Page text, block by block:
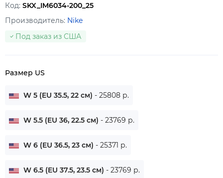
Код: SKX_IM6034-200_25
Производитель: Nike
Под заказ из США
Размер US
W 5 (EU 35.5, 22 см) - 25808 р.
W 5.5 (EU 36, 22.5 см) - 23769 р.
W 6 (EU 36.5, 23 см) - 25371 р.
W 6.5 (EU 37.5, 23.5 см) - 23769 р.